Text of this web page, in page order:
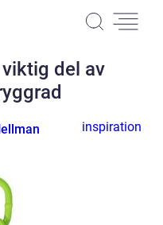
del av
inspiration